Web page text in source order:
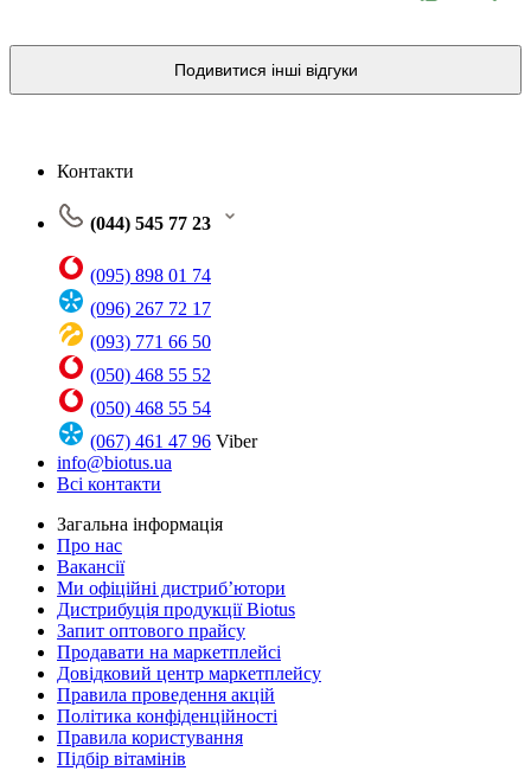
Подивитися інші відгуки
Контакти
(044) 545 77 23
(095) 898 01 74
(096) 267 72 17
(093) 771 66 50
(050) 468 55 52
(050) 468 55 54
(067) 461 47 96 Viber
info@biotus.ua
Всі контакти
Загальна інформація
Про нас
Вакансії
Ми офіційні дистриб’ютори
Дистрибуція продукції Biotus
Запит оптового прайсу
Продавати на маркетплейсі
Довідковий центр маркетплейсу
Правила проведення акцій
Політика конфіденційності
Правила користування
Підбір вітамінів